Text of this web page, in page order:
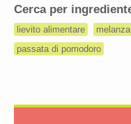
Cerca per
lievito alimentare
passata di pomodoro